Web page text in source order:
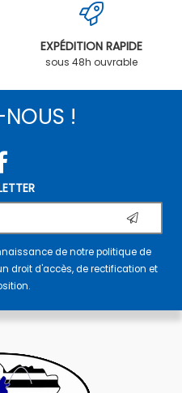
EXPÉDITION RAPIDE
sous 48h ouvrable
!
de notrepolitique de
droit d'accès, de rectification et